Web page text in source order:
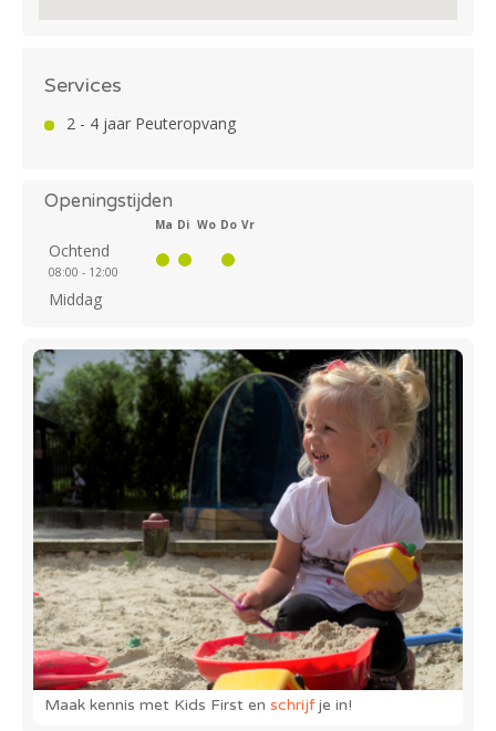
Services
2 - 4 jaar Peuteropvang
Openingstijden
Ma Di Wo Do Vr
Ochtend
08:00 - 12:00
Middag
Maak kennis met Kids First en schrijfje in!